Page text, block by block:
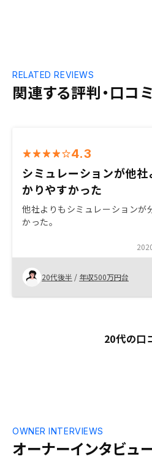
関連する評判・口コミ
RELATED REVIEWS
4.3
シミュレーションが他社
かりやすかった
他社よりもシミュレーションが
かった。
20代後半 / 年収500万円台
20代の口
オーナーインタビュ
OWNER INTERVIEWS